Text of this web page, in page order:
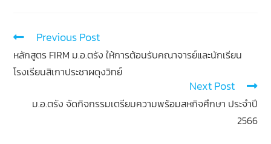
Previous Post
หลักสูตร FIRM ม.อ.ตรัง ให้การต้อนรับคณาจารย์และนักเรียน
โรงเรียนสิเกาประชาผดุงวิทย์
Next Post
ม.อ.ตรัง จัดกิจกรรมเตรียมความพร้อมสหกิจศึกษา ประจำปี
2566